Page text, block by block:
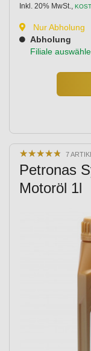
Inkl. 20% MwSt.,
Nur Abholung
Abholung
Filiale
★★★★★
★★★★★ 7
Petronas
Motoröl 1l